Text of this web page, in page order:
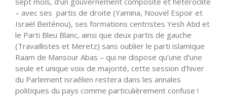
– avec ses partis de droite (Yamina, Nouvel Espoir et
Israël Beiténou), ses formations centristes Yesh Atid et
le Parti Bleu Blanc, ainsi que deux partis de gauche
(Travaillistes et Meretz) sans oublier le parti islamique
Raam de Mansour Abas – qui ne dispose qu’une d’une
seule et unique voix de majorité, cette session d’hiver
du Parlement israélien restera dans les annales
politiques du pays comme particulièrement confuse !